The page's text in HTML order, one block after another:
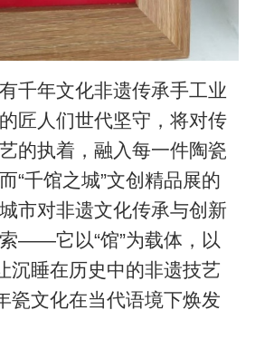
年文化非遗传承手工业
匠人们世代坚守，将对传
的执着，融入每一件陶瓷
“千馆之城”文创精品展的
市对非遗文化传承与创新
——它以“馆”为载体，以
沉睡在历史中的非遗技艺
瓷文化在当代语境下焕发